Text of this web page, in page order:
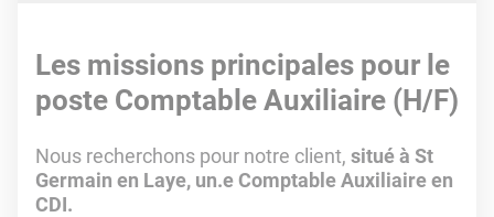
Les missions principales pour le
poste Comptable Auxiliaire (H/F)
Nous recherchons pour notre client, situé à St
Germain en Laye, un.e Comptable Auxiliaire en
CDI.